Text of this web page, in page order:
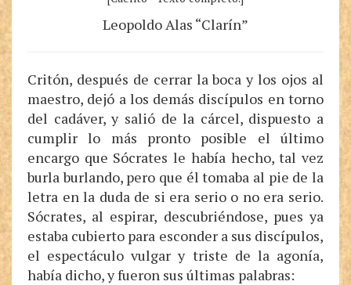
Leopoldo Alas “Clarín”
Critón, después de cerrar la boca y los ojos al
maestro, dejó a los demás discípulos en torno
del cadáver, y salió de la cárcel, dispuesto a
cumplir lo más pronto posible el último
encargo que Sócrates le había hecho, tal vez
burla burlando, pero que él tomaba al pie de la
letra en la duda de si era serio o no era serio.
Sócrates, al espirar, descubriéndose, pues ya
estaba cubierto para esconder a sus discípulos,
el espectáculo vulgar y triste de la agonía,
había dicho, y fueron sus últimas palabras: